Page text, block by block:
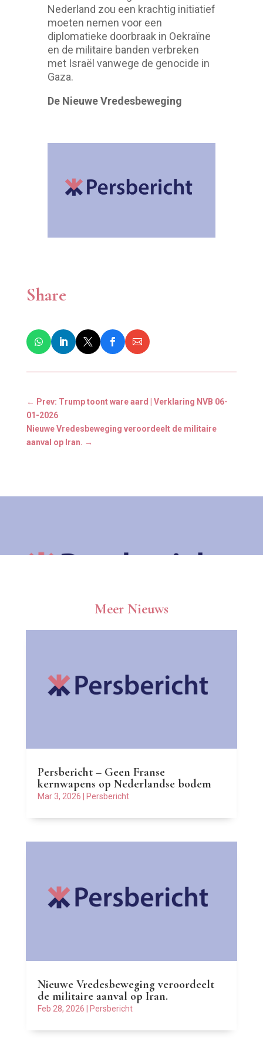
Nederland zou een krachtig initiatief
moeten nemen voor een
diplomatieke doorbraak in Oekraïne
en de militaire banden verbreken
met Israël vanwege de genocide in
Gaza.
De Nieuwe Vredesbeweging
Share
← Prev: Trump toont ware aard | Verklaring NVB 06-
01-2026
Nieuwe Vredesbeweging veroordeelt de militaire
aanval op Iran. →
Meer Nieuws
Persbericht – Geen Franse
kernwapens op Nederlandse bodem
Mar 3, 2026 Persbericht
Nieuwe Vredesbeweging veroordeelt
de militaire aanval op Iran.
Feb 28, 2026 Persbericht